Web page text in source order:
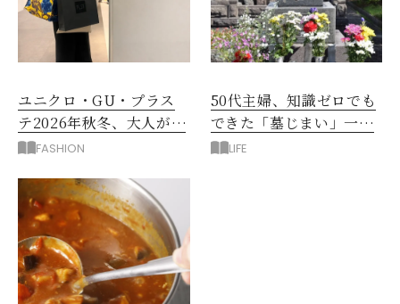
ユニクロ・GU・プラス
テ2026年秋冬、大人が着
たい新作服は？
FASHION
50代主婦、知識ゼロでも
できた「墓じまい」一つ
後悔したのは、ある順
LIFE